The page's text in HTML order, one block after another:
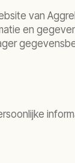
van
en